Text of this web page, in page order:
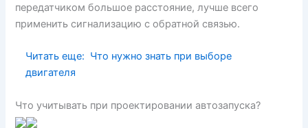
передатчиком большое расстояние, лучше всего
применить сигнализацию с обратной связью.
Читать еще: Что нужно знать при выборе
двигателя
Что учитывать при проектировании автозапуска?